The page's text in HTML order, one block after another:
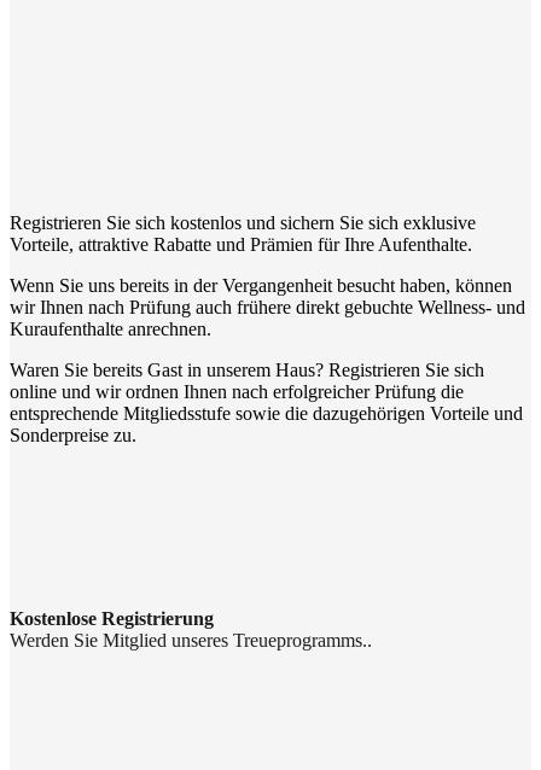
Registrieren Sie sich kostenlos und sichern Sie sich exklusive
Vorteile, attraktive Rabatte und Prämien für Ihre Aufenthalte.
Wenn Sie uns bereits in der Vergangenheit besucht haben, können
wir Ihnen nach Prüfung auch frühere direkt gebuchte Wellness- und
Kuraufenthalte anrechnen.
Waren Sie bereits Gast in unserem Haus? Registrieren Sie sich
online und wir ordnen Ihnen nach erfolgreicher Prüfung die
entsprechende Mitgliedsstufe sowie die dazugehörigen Vorteile und
Sonderpreise zu.
Kostenlose Registrierung
Werden Sie Mitglied unseres Treueprogramms..